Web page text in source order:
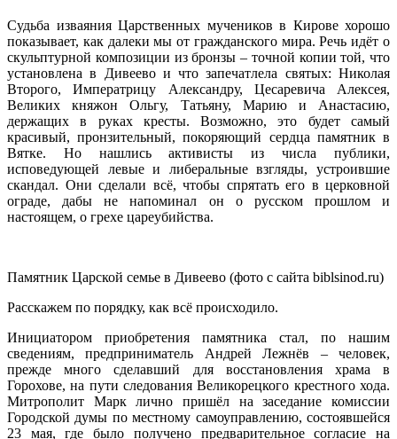
Судьба изваяния Царственных мучеников в Кирове хорошо
показывает, как далеки мы от гражданского мира. Речь идёт о
скульптурной композиции из бронзы – точной копии той, что
установлена в Дивеево и что запечатлела святых: Николая
Второго, Императрицу Александру, Цесаревича Алексея,
Великих княжон Ольгу, Татьяну, Марию и Анастасию,
держащих в руках кресты. Возможно, это будет самый
красивый, пронзительный, покоряющий сердца памятник в
Вятке. Но нашлись активисты из числа публики,
исповедующей левые и либеральные взгляды, устроившие
скандал. Они сделали всё, чтобы спрятать его в церковной
ограде, дабы не напоминал он о русском прошлом и
настоящем, о грехе цареубийства.
Памятник Царской семье в Дивеево (фото с сайта biblsinod.ru)
Расскажем по порядку, как всё происходило.
Инициатором приобретения памятника стал, по нашим
сведениям, предприниматель Андрей Лежнёв – человек,
прежде много сделавший для восстановления храма в
Горохове, на пути следования Великорецкого крестного хода.
Митрополит Марк лично пришёл на заседание комиссии
Городской думы по местному самоуправлению, состоявшейся
23 мая, где было получено предварительное согласие на